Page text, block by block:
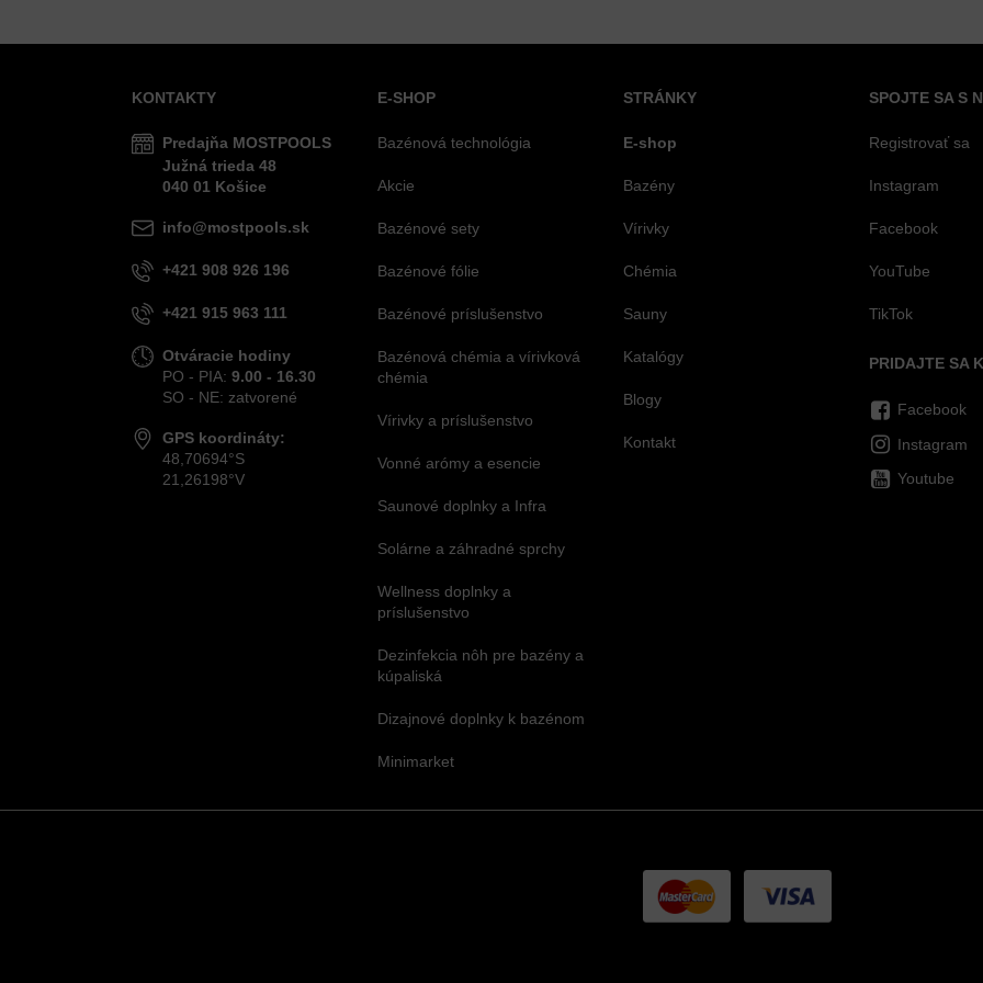
KONTAKTY
Predajňa MOSTPOOLS
Južná trieda 48
040 01 Košice
info@mostpools.sk
+421 908 926 196
+421 915 963 111
Otváracie hodiny
PO - PIA: 9.00 - 16.30
SO - NE: zatvorené
GPS koordináty:
48,70694°S
21,26198°V
E-SHOP
Bazénová technológia
Akcie
Bazénové sety
Bazénové fólie
Bazénové príslušenstvo
Bazénová chémia a vírivková
chémia
Vírivky a príslušenstvo
Vonné arómy a esencie
Saunové doplnky a Infra
Solárne a záhradné sprchy
Wellness doplnky a
príslušenstvo
Dezinfekcia nôh pre bazény a
kúpaliská
Dizajnové doplnky k bazénom
Minimarket
STRÁNKY
E-shop
Bazény
Vírivky
Chémia
Sauny
Katalógy
Blogy
Kontakt
SPOJTE SA S
Registrovať sa
Instagram
Facebook
YouTube
TikTok
PRIDAJTE SA
Facebook
Instagram
Youtube